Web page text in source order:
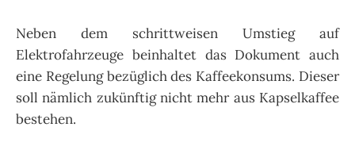
Neben dem schrittweisen Umstieg auf
Elektrofahrzeuge beinhaltet das Dokument auch
eine Regelung bezüglich des Kaffeekonsums. Dieser
soll nämlich zukünftig nicht mehr aus Kapselkaffee
bestehen.